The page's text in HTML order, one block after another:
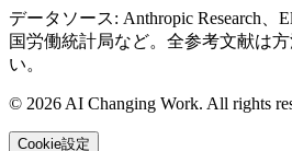
データソース: Anthropic Research、
国労働統計局など。全参考文献は
い。
© 2026 AI Changing Work. All rights
Cookie設定